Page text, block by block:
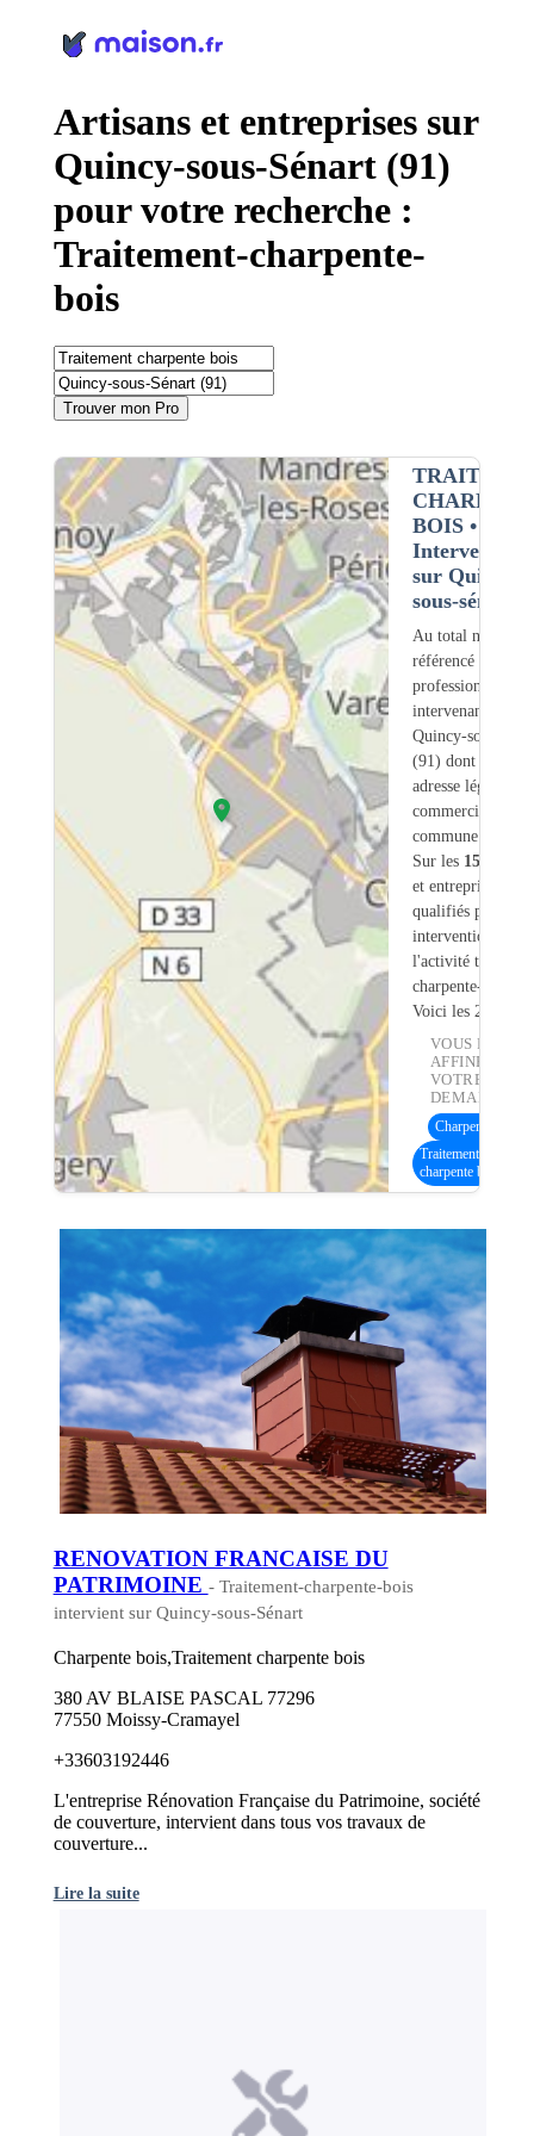
Artisans et entreprises sur
Quincy-sous-Sénart (91)
pour votre recherche :
Traitement-charpente-
bois
Trouver mon Pro
BOIS•
Intervention
sur Quincy-
sous-sénart
Au total nous
référencé
professionnels
intervenant sur
Quincy-sous-
(91) dont
adresse légale ou
commerciale
commune.
Sur les 156
et entreprises
qualifiés pour une
intervention sur
l'activité
charpente-bois.
Voici les 20
VOUS
AFFINER
VOTRE
DEMANDE :
Charpente bois
Traitement
charpente bois
RENOVATION FRANCAISE DU
PATRIMOINE - Traitement-charpente-bois
intervient sur Quincy-sous-Sénart
Charpente bois,Traitement charpente bois
380 AV BLAISE PASCAL 77296
77550 Moissy-Cramayel
+33603192446
L'entreprise Rénovation Française du Patrimoine, société
de couverture, intervient dans tous vos travaux de
couverture...
Lire la suite